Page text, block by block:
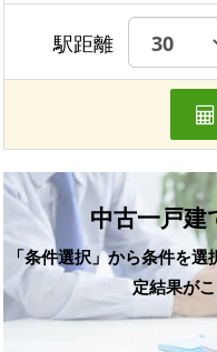
駅距離
中古一戸建
「条件選択」から条件を
定結果が